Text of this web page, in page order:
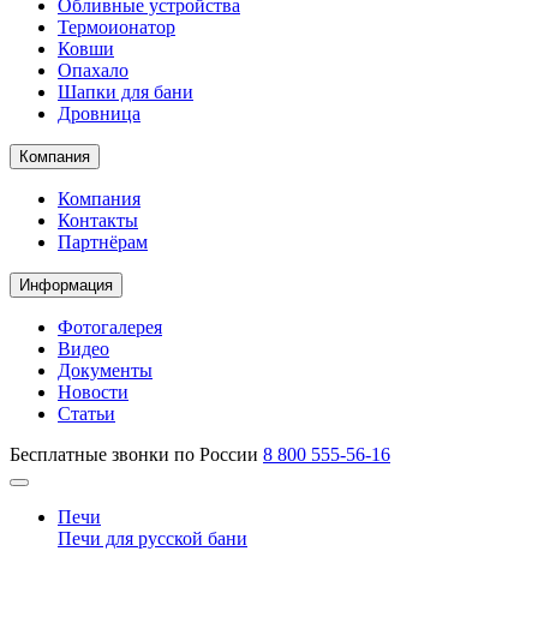
Обливные устройства
Термоионатор
Ковши
Опахало
Шапки для бани
Дровница
Компания
Компания
Контакты
Партнёрам
Информация
Фотогалерея
Видео
Документы
Новости
Статьи
Бесплатные звонки по России 8 800 555-56-16
Печи
Печи для русской бани